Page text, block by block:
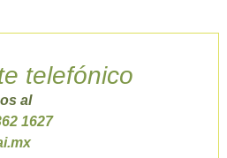
telefónico
al
1627